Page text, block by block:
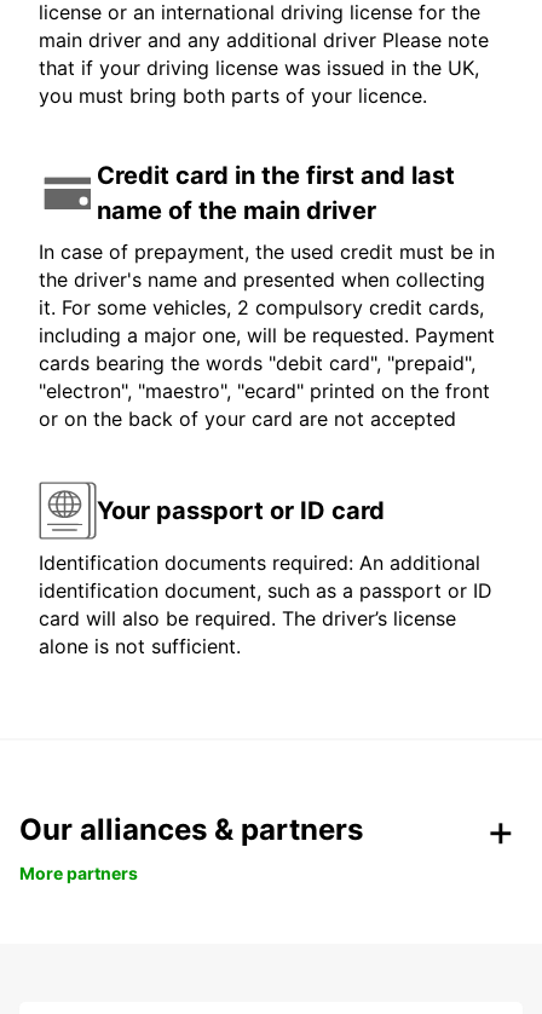
license or an international driving license for the
main driver and any additional driver Please note
that if your driving license was issued in the UK,
you must bring both parts of your licence.
Credit card in the first and last
name of the main driver
In case of prepayment, the used credit must be in
the driver's name and presented when collecting
it. For some vehicles, 2 compulsory credit cards,
including a major one, will be requested. Payment
cards bearing the words "debit card", "prepaid",
"electron", "maestro", "ecard" printed on the front
or on the back of your card are not accepted
Your passport or ID card
Identification documents required: An additional
identification document, such as a passport or ID
card will also be required. The driver’s license
alone is not sufficient.
Our alliances & partners
More partners